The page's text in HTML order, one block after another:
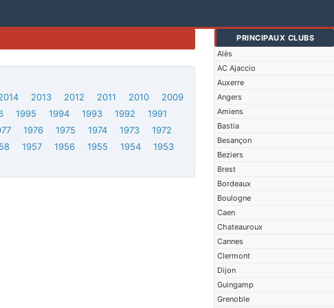
PRINCIPAUX CLUBS
Alès
AC Ajaccio
Auxerre
Angers
Amiens
Bastia
Besançon
Beziers
Brest
Bordeaux
Boulogne
Caen
Chateauroux
Cannes
Clermont
Dijon
Guingamp
Grenoble
2013 2012 2011 2010
2009
1995 1994 1993 1992
1991
1976 1975 1974 1973
1972
1957 1956 1955 1954
1953